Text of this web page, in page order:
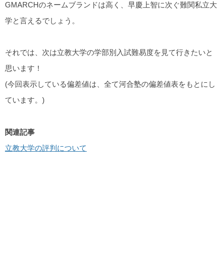
GMARCHのネームブランドは高く、早慶上智に次ぐ難関私立大
学と言えるでしょう。
それでは、次は立教大学の学部別入試難易度を見て行きたいと
思います！
(今回表示している偏差値は、全て河合塾の偏差値表をもとにし
ています。)
関連記事
立教大学の評判について